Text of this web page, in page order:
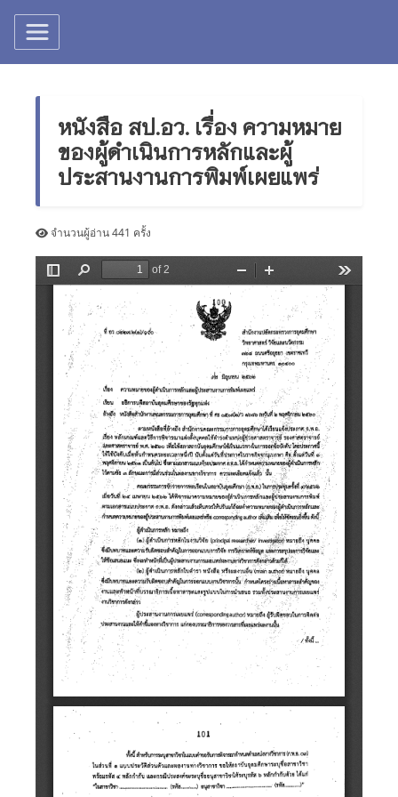
หนังสือ สป.อว. เรื่อง ความหมาย
ของผู้ดำเนินการหลักและผู้
ประสานงานการพิมพ์เผยแพร่
จำนวนผู้อ่าน 441 ครั้ง